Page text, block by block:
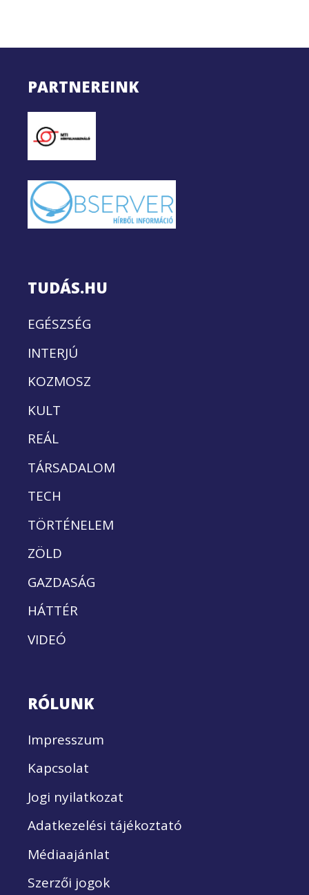
PARTNEREINK
TUDÁS.HU
EGÉSZSÉG
INTERJÚ
KOZMOSZ
KULT
REÁL
TÁRSADALOM
TECH
TÖRTÉNELEM
ZÖLD
GAZDASÁG
HÁTTÉR
VIDEÓ
RÓLUNK
Impresszum
Kapcsolat
Jogi nyilatkozat
Adatkezelési tájékoztató
Médiaajánlat
Szerzői jogok